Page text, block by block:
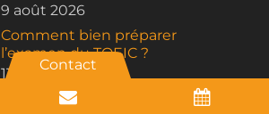
9 août 2026
Comment bien préparer
l’examen du TOEIC ?
11 juillet 2020
Contact